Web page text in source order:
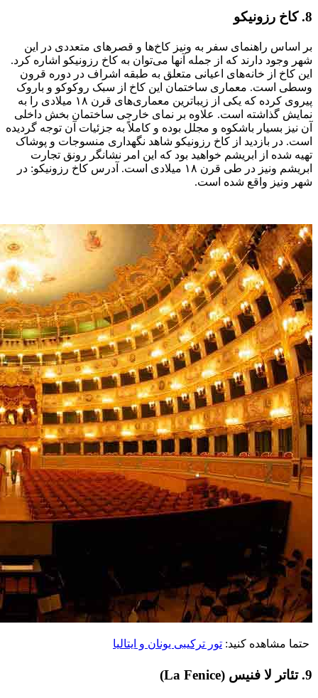
8. کاخ رزونیکو
بر اساس راهنمای سفر به ونیز کاخ‌ها و قصرهای متعددی در این
شهر وجود دارند که از جمله آنها می‌توان به کاخ رزونیکو اشاره کرد.
این کاخ از خانه‌های اعیانی متعلق به طبقه اشراف در دوره قرون
وسطی است. معماری ساختمان این کاخ از سبک روکوکو و باروک
پیروی کرده که یکی از زیباترین معماری‌های قرن ۱۸ میلادی را به
نمایش گذاشته است. علاوه بر نمای خارجی ساختمان بخش داخلی
آن نیز بسیار باشکوه و مجلل بوده و کاملاً به جزئیات آن توجه گردیده
است. در بازدید از کاخ رزونیکو شاهد نگهداری منسوجات و پوشاک
تهیه شده از ابریشم خواهید بود که این امر نشانگر رونق تجارت
ابریشم ونیز در طی قرن ۱۸ میلادی است. آدرس کاخ رزونیکو: در
شهر ونیز واقع شده است.
حتما مشاهده کنید: تور ترکیبی یونان و ایتالیا
9. تئاتر لا فنیس (La Fenice)